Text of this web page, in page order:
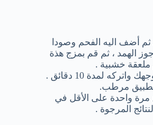
أضف اليه الفحم وصودا
جوز الهمد ، ثم قم بمزج هذة
ملعقة خشبية .
لمدة 10 دقائق .
مرطب.
مرة واحدة على الأقل في
المرجوة .